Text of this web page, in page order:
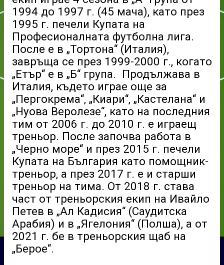
1994 до 1997 г. (45 мача), като през
1995 г. печели Купата на
Професионалната футболна лига.
После е в „Тортона“ (Италия),
завръща се през 1999-2000 г., когато
„Етър“ е в „Б“ група. Продължава в
Италия, където играе още за
„Пергокрема“, „Киари“, „Кастелана“ и
„Нуова Веролезе“, като на последния
тим от 2006 г. до 2010 г. е играещ
треньор. После започва работа в
„Черно море“ и през 2015 г. печели
Купата на България като помощник-
треньор, а през 2017 г. е и старши
треньор на тима. От 2018 г. става
част от треньорския екип на Ивайло
Петев в „Ал Кадисия“ (Саудитска
Арабия) и в „Ягелония“ (Полша), а от
2021 г. бе в треньорския щаб на
„Берое“.